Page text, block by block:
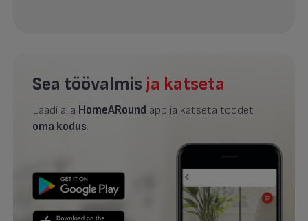
Sea töövalmis ja katseta
Laadi alla HomeARound äpp ja katseta toodet
oma kodus.